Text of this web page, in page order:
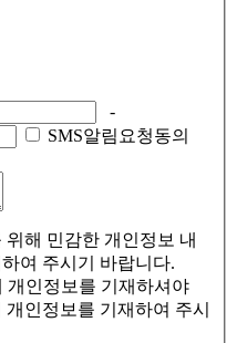
-
SMS알림요청동의
해 민감한 개인정보 내
여 주시기 바랍니다.
개인정보를 기재하셔야
인정보를 기재하여 주시